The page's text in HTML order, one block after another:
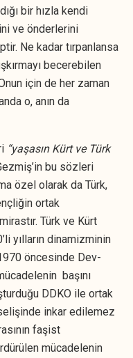
bir hızla kendi
ve önderlerini
Ne kadar tırpanlansa
becerebilen
için de her zaman
o, anın da
“yaşasın Kürt ve Türk
bu sözleri
özel olarak da Türk,
ortak
Türk ve Kürt
yılların dinamizminin
öncesinde Dev-
başını
DDKO ile ortak
inkar edilemez
faşist
mücadelenin